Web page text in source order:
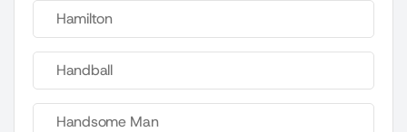
Hamilton
Handball
Handsome Man